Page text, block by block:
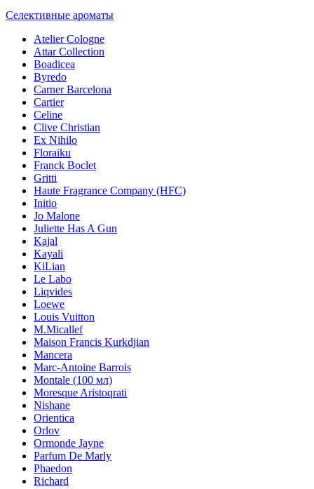
Селективные ароматы
Atelier Cologne
Attar Collection
Boadicea
Byredo
Carner Barcelona
Cartier
Celine
Clive Christian
Ex Nihilo
Floraiku
Franck Boclet
Gritti
Haute Fragrance Company (HFC)
Initio
Jo Malone
Juliette Has A Gun
Kajal
Kayali
KiLian
Le Labo
Liqvides
Loewe
Louis Vuitton
M.Micallef
Maison Francis Kurkdjian
Mancera
Marc-Antoine Barrois
Montale (100 мл)
Moresque Aristoqrati
Nishane
Orientica
Orlov
Ormonde Jayne
Parfum De Marly
Phaedon
Richard